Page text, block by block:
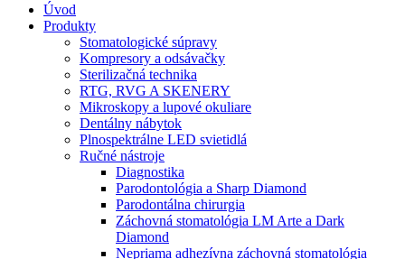
Úvod
Produkty
Stomatologické súpravy
Kompresory a odsávačky
Sterilizačná technika
RTG, RVG A SKENERY
Mikroskopy a lupové okuliare
Dentálny nábytok
Plnospektrálne LED svietidlá
Ručné nástroje
Diagnostika
Parodontológia a Sharp Diamond
Parodontálna chirurgia
Záchovná stomatológia LM Arte a Dark
Diamond
Nepriama adhezívna záchovná stomatológia